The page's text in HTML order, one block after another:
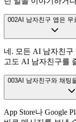
002AI 남자친구 앱은 무
네. 모든 AI 남자친구
고도 AI 남자친구를
003AI 남자친구와 채팅
App Store나 Google